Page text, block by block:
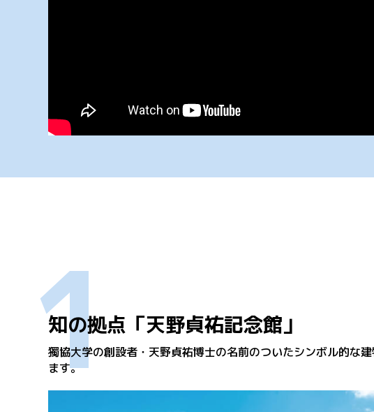
1
知の拠点「天野貞祐記念館」
獨協大学の創設者・天野貞祐博士の名前のついたシンボル的な
ます。